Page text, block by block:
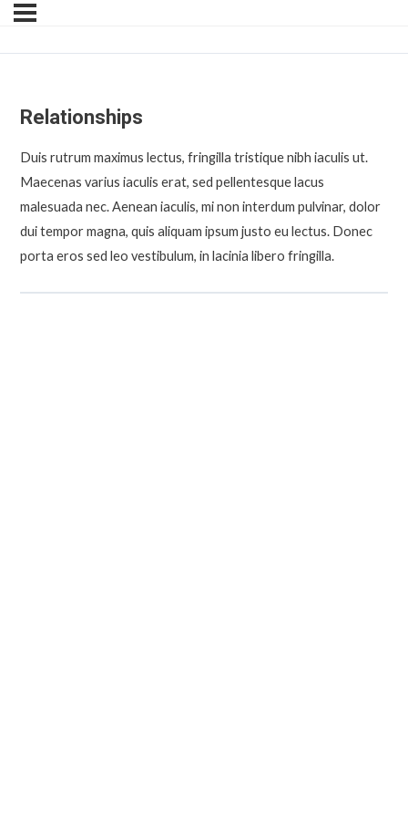
Relationships
Duis rutrum maximus lectus, fringilla tristique nibh iaculis ut.
Maecenas varius iaculis erat, sed pellentesque lacus
malesuada nec. Aenean iaculis, mi non interdum pulvinar, dolor
dui tempor magna, quis aliquam ipsum justo eu lectus. Donec
porta eros sed leo vestibulum, in lacinia libero fringilla.